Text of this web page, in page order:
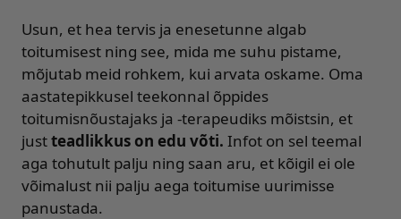
Usun, et hea tervis ja enesetunne algab
toitumisest ning see, mida me suhu pistame,
mõjutab meid rohkem, kui arvata oskame. Oma
aastatepikkusel teekonnal õppides
toitumisnõustajaks ja -terapeudiks mõistsin, et
justteadlikkus on edu võti. Infot on sel teemal
aga tohutult palju ning saan aru, et kõigil ei ole
võimalust nii palju aega toitumise uurimisse
panustada.